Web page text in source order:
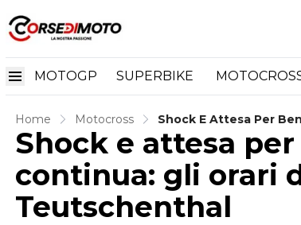
MOTOGP SUPERBIKE
Home Motocross
Shock E Attesa Per
Teutschenthal
Shock e attesa
continua: gli orari
Teutschenthal